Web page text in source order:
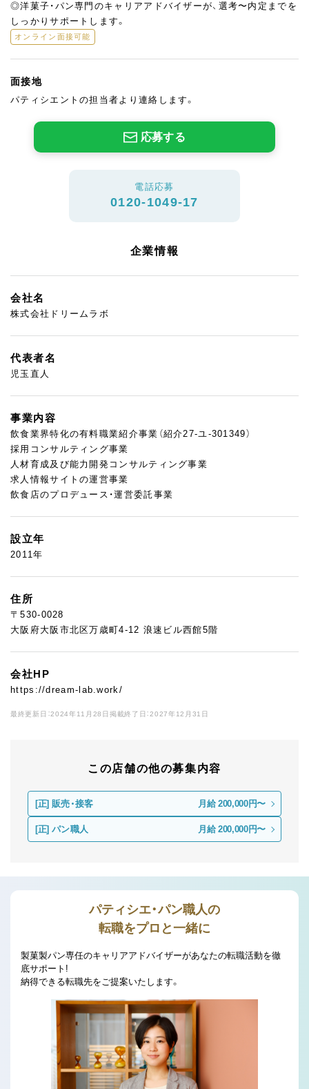
◎洋菓子・パン専門のキャリアアドバイザーが、選考〜内定までを
しっかりサポートします。
オンライン面接可能
面接地
パティシエントの担当者より連絡します。
応募する
電話応募
0120-1049-17
企業情報
会社名
株式会社ドリームラボ
代表者名
児玉直人
事業内容
飲食業界特化の有料職業紹介事業（紹介27-ユ-301349）
採用コンサルティング事業
人材育成及び能力開発コンサルティング事業
求人情報サイトの運営事業
飲食店のプロデュース・運営委託事業
設立年
2011年
住所
〒530-0028
大阪府大阪市北区万歳町4-12 浪速ビル西館5階
会社HP
https://dream-lab.work/
最終更新日：2024年11月28日 掲載終了日：2027年12月31日
この店舗の他の募集内容
[正] 販売・接客 月給 200,000円〜
[正] パン職人 月給 200,000円〜
パティシエ・パン職人の
転職をプロと一緒に
製菓製パン専任のキャリアアドバイザーがあなたの転職活動を徹
底サポート!
納得できる転職先をご提案いたします。